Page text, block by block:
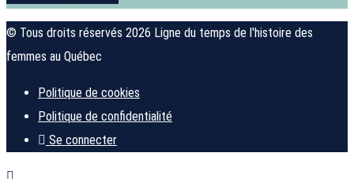
© Tous droits réservés 2026 Ligne du temps de l'histoire des
femmes au Québec
Politique de cookies
Politique de confidentialité
Se connecter